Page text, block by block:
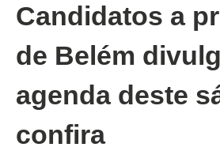
Candidatos a
de Belém
agenda deste
confira